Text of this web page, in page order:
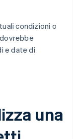
condizioni o
e date di
una